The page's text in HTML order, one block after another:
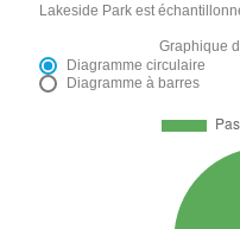
Lakeside Park est
Graphique
Diagramme circulaire
Diagramme à barres